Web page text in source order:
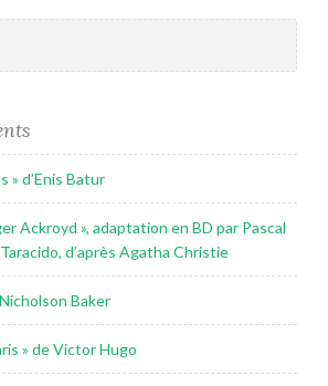
» d’Enis Batur
Ackroyd », adaptation en BD par Pascal
d’après Agatha Christie
Baker
» de Victor Hugo